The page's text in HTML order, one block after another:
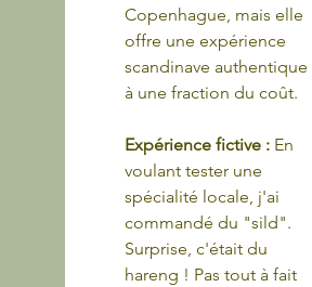
Copenhague, mais elle
offre une expérience
scandinave authentique
à une fraction du coût.
Expérience fictive : En
voulant tester une
spécialité locale, j'ai
commandé du "sild".
Surprise, c'était du
hareng ! Pas tout à fait